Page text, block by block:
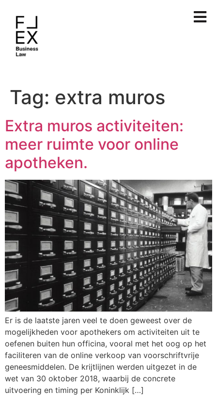
Tag: extra muros
Extra muros activiteiten:
meer ruimte voor online
apotheken.
Er is de laatste jaren veel te doen geweest over de
mogelijkheden voor apothekers om activiteiten uit te
oefenen buiten hun officina, vooral met het oog op het
faciliteren van de online verkoop van voorschriftvrije
geneesmiddelen. De krijtlijnen werden uitgezet in de
wet van 30 oktober 2018, waarbij de concrete
uitvoering en timing per Koninklijk […]